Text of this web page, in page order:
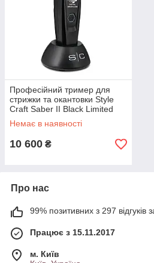
Професійний тример для
стрижки та окантовки Style
Craft Saber II Black Limited
Edition (STSABK)
Немає в наявності
10 600 ₴
Про нас
99% позитивних з 297 відгуків
Працює з 15.11.2017
м. Київ